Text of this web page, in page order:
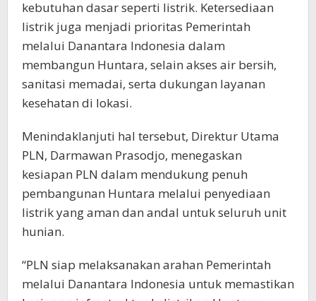
kebutuhan dasar seperti listrik. Ketersediaan
listrik juga menjadi prioritas Pemerintah
melalui Danantara Indonesia dalam
membangun Huntara, selain akses air bersih,
sanitasi memadai, serta dukungan layanan
kesehatan di lokasi.
Menindaklanjuti hal tersebut, Direktur Utama
PLN, Darmawan Prasodjo, menegaskan
kesiapan PLN dalam mendukung penuh
pembangunan Huntara melalui penyediaan
listrik yang aman dan andal untuk seluruh unit
hunian.
“PLN siap melaksanakan arahan Pemerintah
melalui Danantara Indonesia untuk memastikan